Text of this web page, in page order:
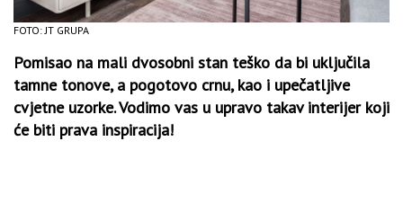
FOTO: JT GRUPA
Pomisao na mali dvosobni stan teško da bi uključila
tamne tonove, a pogotovo crnu, kao i upečatljive
cvjetne uzorke. Vodimo vas u upravo takav interijer koji
će biti prava inspiracija!